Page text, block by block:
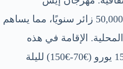
للموسيقى يجذب حوالي 50,000 زائر سنويًا، مما يساهم
الإقامة في هذه
المدينة تتراوح بين 70 و150 يورو (€70-€150) لليلة